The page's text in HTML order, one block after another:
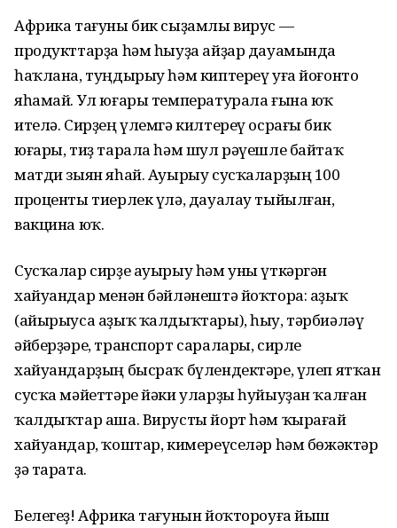
Африка тағуны бик сыҙамлы вирус —
продукттарҙа һәм һыуҙа айҙар дауамында
һаҡлана, туңдырыу һәм киптереү уға йоғонто
яһамай. Ул юғары температурала ғына юҡ
ителә. Сирҙең үлемгә килтереү осрағы бик
юғары, тиҙ тарала һәм шул рәүешле байтаҡ
матди зыян яһай. Ауырыу сусҡаларҙың 100
проценты тиерлек үлә, дауалау тыйылған,
вакцина юҡ.
Сусҡалар сирҙе ауырыу һәм уны үткәргән
хайуандар менән бәйләнештә йоҡтора: аҙыҡ
(айырыуса аҙыҡ ҡалдыҡтары), һыу, тәрбиәләү
әйберҙәре, транспорт саралары, сирле
хайуандарҙың бысраҡ бүлендектәре, үлеп ятҡан
сусҡа мәйеттәре йәки уларҙы һуйыуҙан ҡалған
ҡалдыҡтар аша. Вирусты йорт һәм ҡырағай
хайуандар, ҡоштар, кимереүселәр һәм бөжәктәр
ҙә тарата.
Белегеҙ! Африка тағунын йоҡтороуға йыш